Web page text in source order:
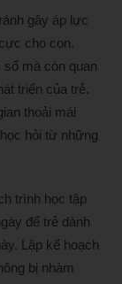
gây áp lực
cho con.
số mà còn quan
triển của trẻ.
thoải mái
hỏi từ những
trình học tập
để trẻ dành
Lập kế hoạch
bị nhàm